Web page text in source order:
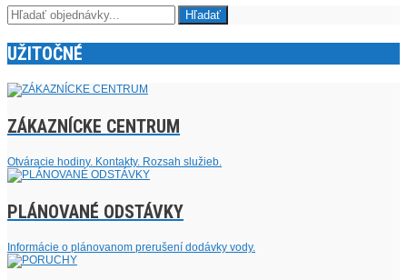
UŽITOČNÉ
ZÁKAZNÍCKE CENTRUM
Otváracie hodiny. Kontakty. Rozsah služieb.
PLÁNOVANÉ ODSTÁVKY
Informácie o plánovanom prerušení dodávky vody.